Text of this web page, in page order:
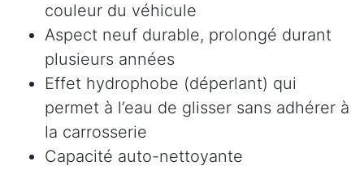
couleur du véhicule
Aspect neuf durable, prolongé durant
plusieurs années
Effet hydrophobe (déperlant) qui
permet à l’eau de glisser sans adhérer à
la carrosserie
Capacité auto-nettoyante